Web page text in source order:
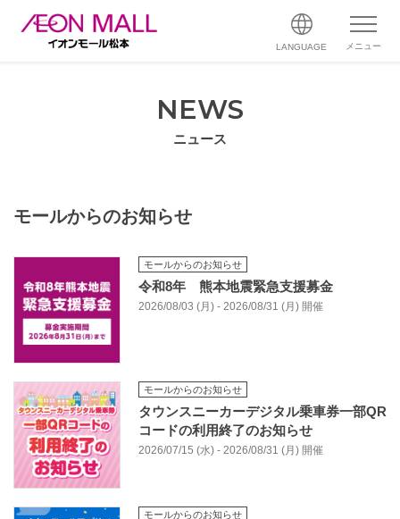
LANGUAGE メニュー
NEWS
ニュース
モールからのお知らせ
モールからのお知らせ
令和8年 熊本地震緊急支援募金
2026/08/03 (月) - 2026/08/31 (月) 開催
モールからのお知らせ
タウンスニーカーデジタル乗車券一部QR
コードの利用終了のお知らせ
2026/07/15 (水) - 2026/08/31 (月) 開催
モールからのお知らせ